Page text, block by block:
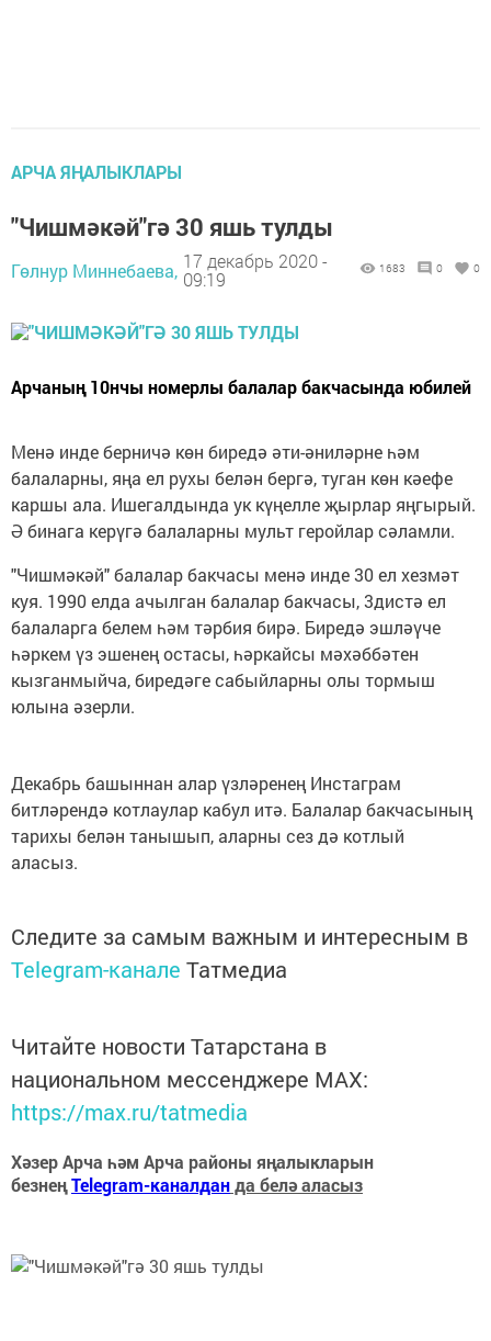
АРЧА ЯҢАЛЫКЛАРЫ
"Чишмәкәй"гә 30 яшь тулды
Гөлнур Миннебаева, 17 декабрь 2020 -
09:19
1683 0 0
Арчаның 10нчы номерлы балалар бакчасында юбилей
Менә инде берничә көн биредә әти-әниләрне һәм
балаларны, яңа ел рухы белән бергә, туган көн кәефе
каршы ала. Ишегалдында ук күңелле җырлар яңгырый.
Ә бинага керүгә балаларны мульт геройлар сәламли.
"Чишмәкәй" балалар бакчасы менә инде 30 ел хезмәт
куя. 1990 елда ачылган балалар бакчасы, 3дистә ел
балаларга белем һәм тәрбия бирә. Биредә эшләүче
һәркем үз эшенең остасы, һәркайсы мәхәббәтен
кызганмыйча, биредәге сабыйларны олы тормыш
юлына әзерли.
Декабрь башыннан алар үзләренең Инстаграм
битләрендә котлаулар кабул итә. Балалар бакчасының
тарихы белән танышып, аларны сез дә котлый
аласыз.
Следите за самым важным и интересным в
Telegram-канале Татмедиа
Читайте новости Татарстана в
национальном мессенджере MАХ:
https://max.ru/tatmedia
Хәзер Арча һәм Арча районы яңалыкларын
безнеңTelegram-каналданда белә аласыз